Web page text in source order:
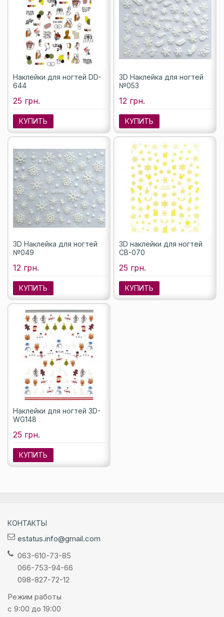
Наклейки для ногтей DD-
644
25 грн.
КУПИТЬ
3D Наклейка для ногтей
№053
12 грн.
КУПИТЬ
3D Наклейка для ногтей
№049
12 грн.
КУПИТЬ
3D наклейки для ногтей
CB-070
25 грн.
КУПИТЬ
Наклейки для ногтей 3D-
WG148
25 грн.
КУПИТЬ
КОНТАКТЫ
estatus.info@gmail.com
063-610-73-85
066-753-94-66
098-827-72-12
Режим работы
с 9:00 до 19:00